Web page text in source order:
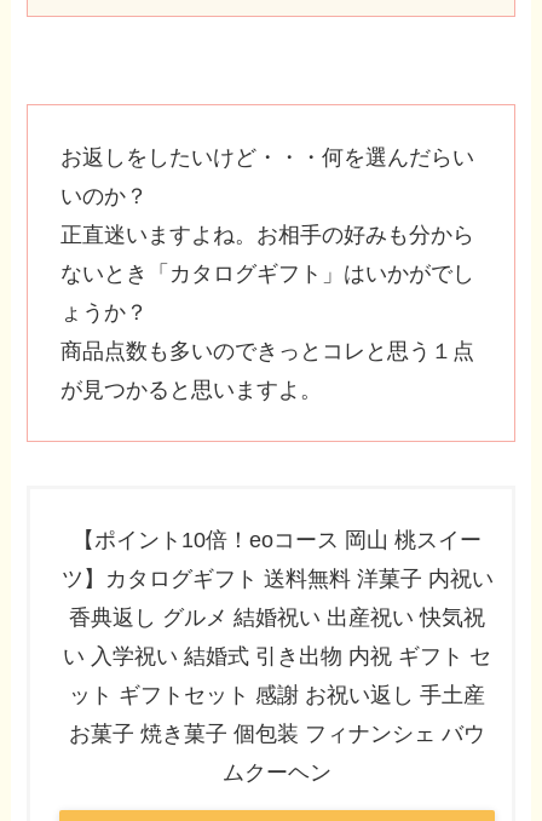
お返しをしたいけど・・・何を選んだらい
いのか？
正直迷いますよね。お相手の好みも分から
ないとき「カタログギフト」はいかがでし
ょうか？
商品点数も多いのできっとコレと思う１点
が見つかると思いますよ。
【ポイント10倍！eoコース 岡山 桃スイー
ツ】カタログギフト 送料無料 洋菓子 内祝い
香典返し グルメ 結婚祝い 出産祝い 快気祝
い 入学祝い 結婚式 引き出物 内祝 ギフト セ
ット ギフトセット 感謝 お祝い返し 手土産
お菓子 焼き菓子 個包装 フィナンシェ バウ
ムクーヘン